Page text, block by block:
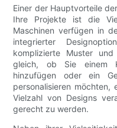
Einer der Hauptvorteile
Ihre Projekte ist die
Maschinen verfügen in
integrierter
komplizierte Muster
gleich, ob Sie einem
hinzufügen oder ein
personalisieren möchten,
Vielzahl von Designs
gerecht zu werden.